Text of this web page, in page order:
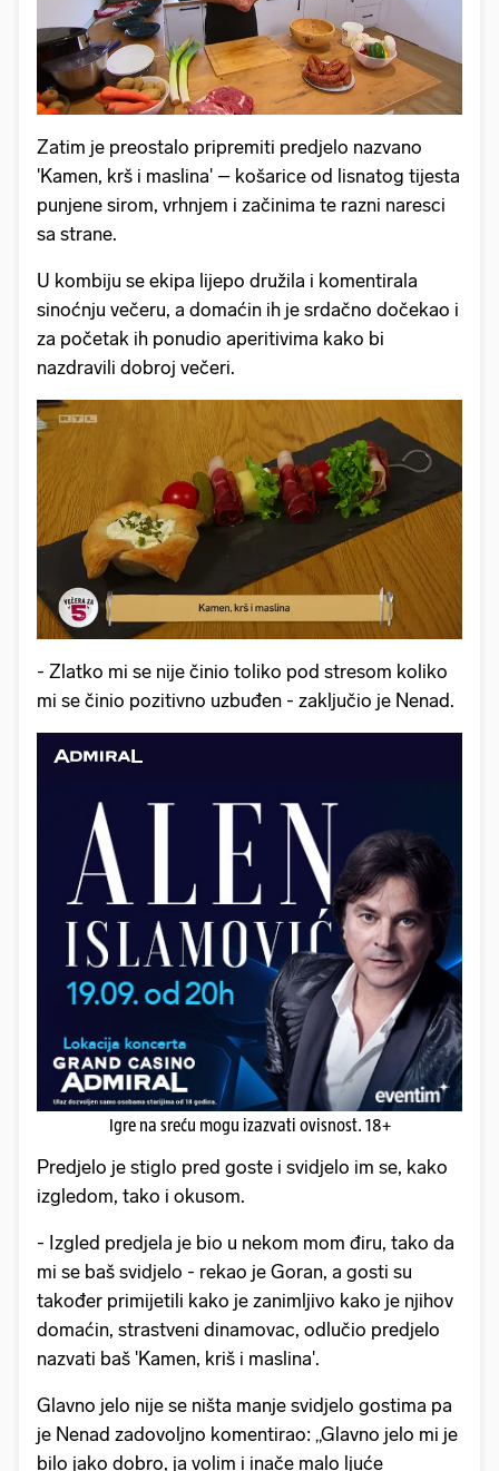
Zatim je preostalo pripremiti predjelo nazvano
'Kamen, krš i maslina' – košarice od lisnatog tijesta
punjene sirom, vrhnjem i začinima te razni naresci
sa strane.
U kombiju se ekipa lijepo družila i komentirala
sinoćnju večeru, a domaćin ih je srdačno dočekao i
za početak ih ponudio aperitivima kako bi
nazdravili dobroj večeri.
- Zlatko mi se nije činio toliko pod stresom koliko
mi se činio pozitivno uzbuđen - zaključio je Nenad.
Igre na sreću mogu izazvati ovisnost. 18+
Predjelo je stiglo pred goste i svidjelo im se, kako
izgledom, tako i okusom.
- Izgled predjela je bio u nekom mom điru, tako da
mi se baš svidjelo - rekao je Goran, a gosti su
također primijetili kako je zanimljivo kako je njihov
domaćin, strastveni dinamovac, odlučio predjelo
nazvati baš 'Kamen, kriš i maslina'.
Glavno jelo nije se ništa manje svidjelo gostima pa
je Nenad zadovoljno komentirao: „Glavno jelo mi je
bilo jako dobro, ja volim i inače malo ljuće